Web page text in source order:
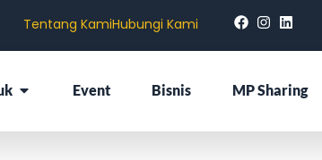
Tentang KamiHubungi Kami
Event Bisnis MP Sharing